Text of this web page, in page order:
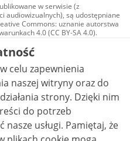
w serwisie (z
audiowizualnych), są udostępniane
Commons: uznanie autorstwa
4.0 (CC BY-SA 4.0).
w tym zdjęcia, materiały
na licencji typu
uznanie autorstwa użycie
utworów zależnych 4.0 (CC BY-
jest to stwierdzone inaczej.
celu zapewnienia
naszej witryny oraz do
strony. Dzięki nim
do potrzeb
Pamiętaj, że